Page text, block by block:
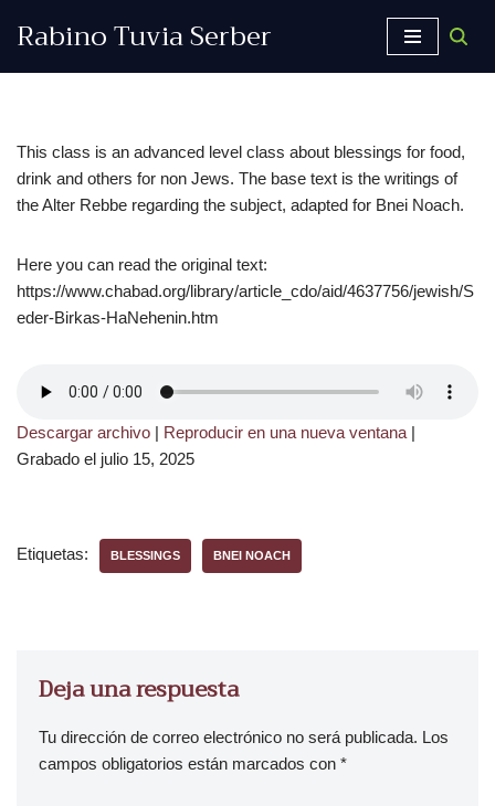
Rabino Tuvia Serber
This class is an advanced level class about blessings for food,
drink and others for non Jews. The base text is the writings of
the Alter Rebbe regarding the subject, adapted for Bnei Noach.
Here you can read the original text:
https://www.chabad.org/library/article_cdo/aid/4637756/jewish/S
eder-Birkas-HaNehenin.htm
Descargar archivo | Reproducir en una nueva ventana |
Grabado el julio 15, 2025
Etiquetas: BLESSINGS BNEI NOACH
Deja una respuesta
Tu dirección de correo electrónico no será publicada. Los
campos obligatorios están marcados con *